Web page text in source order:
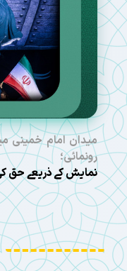
میدان امام خمینی
رونمائی؛
نمایش کے ذریعے حق